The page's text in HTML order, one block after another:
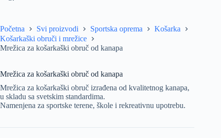
Početna Svi proizvodi Sportska oprema
Košarka
Košarkaški obruči i mrežice
Mrežica za košarkaški obruč od kanapa
Mrežica za košarkaški obruč od kanapa
Mrežica za košarkaški obruč izrađena od kvalitetnog kanapa,
u skladu sa svetskim standardima.
Namenjena za sportske terene, škole i rekreativnu upotrebu.